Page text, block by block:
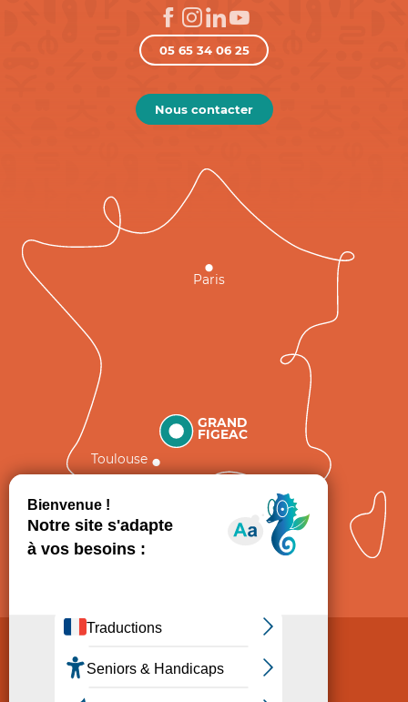
05 65 34 06 25
Nous contacter
GRAND
FIGEAC
Toulouse
Paris
Politique de Protection des données